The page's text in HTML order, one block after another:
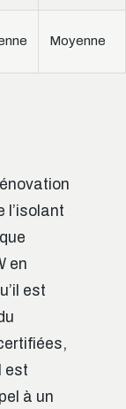
Moyenne
l’isolant
en
est
est
à un